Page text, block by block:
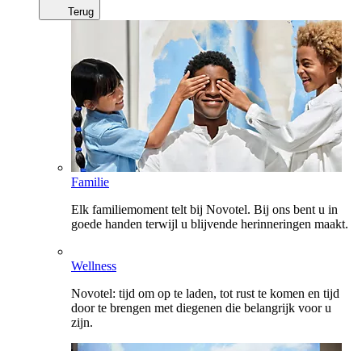
Terug
Familie
Elk familiemoment telt bij Novotel. Bij ons bent u in
goede handen terwijl u blijvende herinneringen maakt.
Wellness
Novotel: tijd om op te laden, tot rust te komen en tijd
door te brengen met diegenen die belangrijk voor u
zijn.